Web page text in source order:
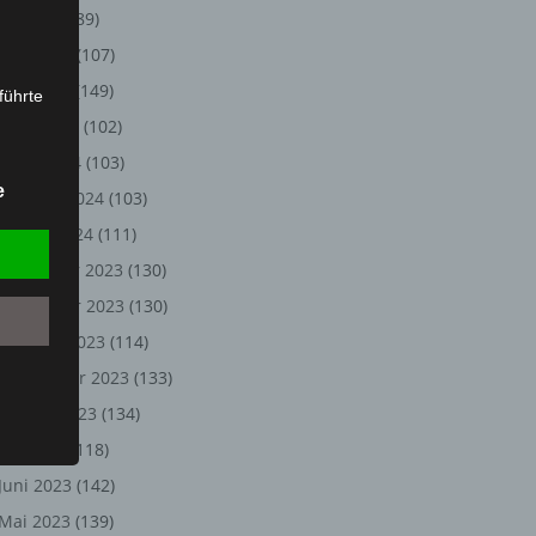
(89)
(107)
Mai 2024
(149)
(102)
März 2024 (103)
2024 (103)
2024 (111)
Dezember 2023 (130)
November 2023 (130)
2023 (114)
September 2023 (133)
August 2023 (134)
(118)
Juni 2023 (142)
Mai 2023 (139)